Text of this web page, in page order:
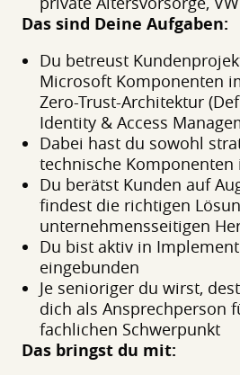
Das sind Deine Aufgaben:
Du betreust
Microsoft Komponenten
Zero-Trust-Architektur
Identity & Access
Dabei hast du sowohl
technische Komponenten
Du berätst Kunden auf
findest die richtigen
unternehmensseitigen
Du bist aktiv in
eingebunden
Je senioriger du wirst,
dich als Ansprechperson
fachlichen Schwerpunkt
Das bringst du mit: